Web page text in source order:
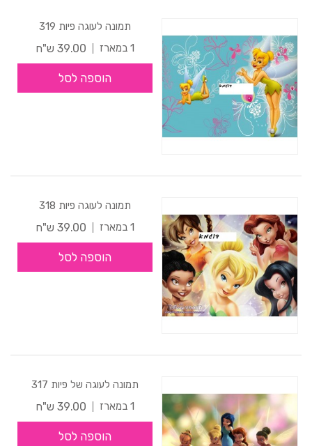
תמונה לעוגה פיות 319
1 במארז
39.00 ש"ח
הוספה לסל
תמונה לעוגה פיות 318
1 במארז
39.00 ש"ח
הוספה לסל
תמונה לעוגה של פיות 317
1 במארז
39.00 ש"ח
הוספה לסל